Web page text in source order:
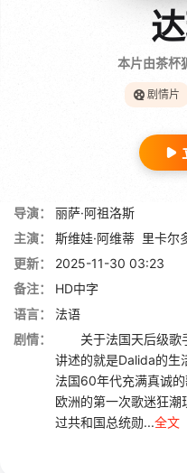
本片由茶杯
剧情片
导演：
丽萨·阿祖洛斯
主演：
斯维娃·阿维蒂 里卡尔
更新：
2025-11-30 03:23
备注：
HD中字
语言：
法语
剧情：
关于法国天后级歌
讲述的就是Dalida的生
法国60年代充满真诚
欧洲的第一次歌迷狂
过共和国总统勋...全文